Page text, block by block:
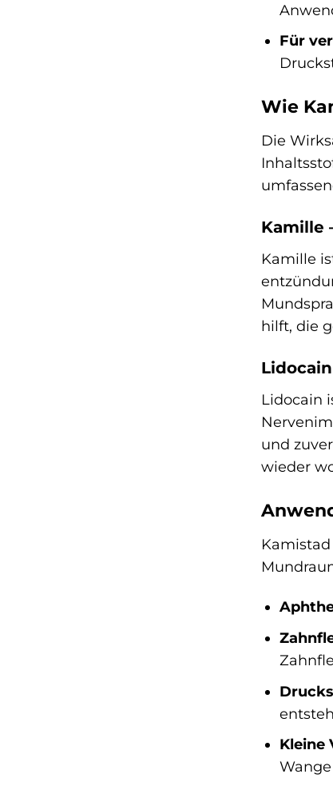
Für
Wie
Die
Kamille
Kamille
hilft, die
Lidocain
und
wieder
Kleine